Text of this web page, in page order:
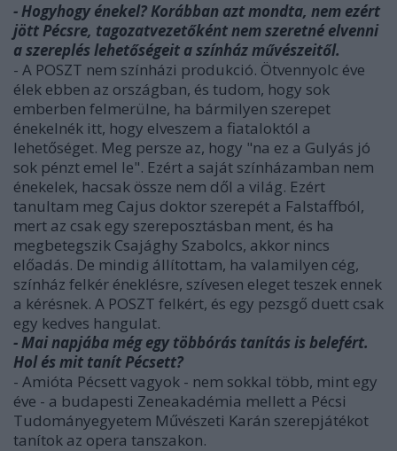
- Hogyhogy énekel? Korábban azt mondta, nem ezért
jött Pécsre, tagozatvezetőként nem szeretné elvenni
a szereplés lehetőségeit a színház művészeitől.
- A POSZT nem színházi produkció. Ötvennyolc éve
élek ebben az országban, és tudom, hogy sok
emberben felmerülne, ha bármilyen szerepet
énekelnék itt, hogy elveszem a fiataloktól a
lehetőséget. Meg persze az, hogy "na ez a Gulyás jó
sok pénzt emel le". Ezért a saját színházamban nem
énekelek, hacsak össze nem dől a világ. Ezért
tanultam meg Cajus doktor szerepét a Falstaffból,
mert az csak egy szereposztásban ment, és ha
megbetegszik Csajághy Szabolcs, akkor nincs
előadás. De mindig állítottam, ha valamilyen cég,
színház felkér éneklésre, szívesen eleget teszek ennek
a kérésnek. A POSZT felkért, és egy pezsgő duett csak
egy kedves hangulat.
- Mai napjába még egy többórás tanítás is belefért.
Hol és mit tanít Pécsett?
- Amióta Pécsett vagyok - nem sokkal több, mint egy
éve - a budapesti Zeneakadémia mellett a Pécsi
Tudományegyetem Művészeti Karán szerepjátékot
tanítok az opera tanszakon.